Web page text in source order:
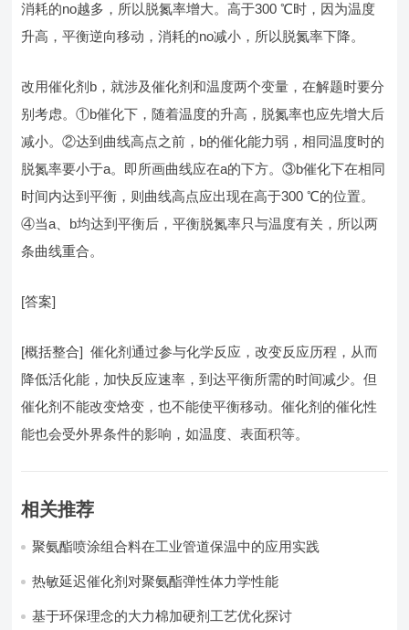
消耗的no越多，所以脱氮率增大。高于300 ℃时，因为温度
升高，平衡逆向移动，消耗的no减小，所以脱氮率下降。
改用催化剂b，就涉及催化剂和温度两个变量，在解题时要分
别考虑。①b催化下，随着温度的升高，脱氮率也应先增大后
减小。②达到曲线高点之前，b的催化能力弱，相同温度时的
脱氮率要小于a。即所画曲线应在a的下方。③b催化下在相同
时间内达到平衡，则曲线高点应出现在高于300 ℃的位置。
④当a、b均达到平衡后，平衡脱氮率只与温度有关，所以两
条曲线重合。
[答案]
[概括整合] 催化剂通过参与化学反应，改变反应历程，从而
降低活化能，加快反应速率，到达平衡所需的时间减少。但
催化剂不能改变焓变，也不能使平衡移动。催化剂的催化性
能也会受外界条件的影响，如温度、表面积等。
相关推荐
聚氨酯喷涂组合料在工业管道保温中的应用实践
热敏延迟催化剂对聚氨酯弹性体力学性能
基于环保理念的大力棉加硬剂工艺优化探讨